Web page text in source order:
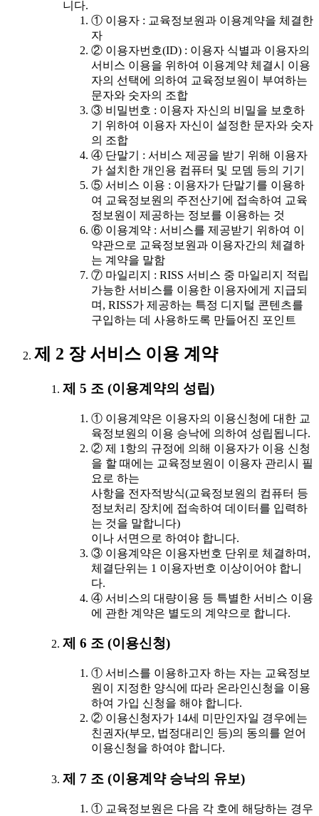
니다.
① 이용자 : 교육정보원과 이용계약을 체결한
자
② 이용자번호(ID) : 이용자 식별과 이용자의
서비스 이용을 위하여 이용계약 체결시 이용
자의 선택에 의하여 교육정보원이 부여하는
문자와 숫자의 조합
③ 비밀번호 : 이용자 자신의 비밀을 보호하
기 위하여 이용자 자신이 설정한 문자와 숫자
의 조합
④ 단말기 : 서비스 제공을 받기 위해 이용자
가 설치한 개인용 컴퓨터 및 모뎀 등의 기기
⑤ 서비스 이용 : 이용자가 단말기를 이용하
여 교육정보원의 주전산기에 접속하여 교육
정보원이 제공하는 정보를 이용하는 것
⑥ 이용계약 : 서비스를 제공받기 위하여 이
약관으로 교육정보원과 이용자간의 체결하
는 계약을 말함
⑦ 마일리지 : RISS 서비스 중 마일리지 적립
가능한 서비스를 이용한 이용자에게 지급되
며, RISS가 제공하는 특정 디지털 콘텐츠를
구입하는 데 사용하도록 만들어진 포인트
제 2 장 서비스 이용 계약
제 5 조 (이용계약의 성립)
① 이용계약은 이용자의 이용신청에 대한 교
육정보원의 이용 승낙에 의하여 성립됩니다.
② 제 1항의 규정에 의해 이용자가 이용 신청
을 할 때에는 교육정보원이 이용자 관리시 필
요로 하는
사항을 전자적방식(교육정보원의 컴퓨터 등
정보처리 장치에 접속하여 데이터를 입력하
는 것을 말합니다)
이나 서면으로 하여야 합니다.
③ 이용계약은 이용자번호 단위로 체결하며,
체결단위는 1 이용자번호 이상이어야 합니
다.
④ 서비스의 대량이용 등 특별한 서비스 이용
에 관한 계약은 별도의 계약으로 합니다.
제 6 조 (이용신청)
① 서비스를 이용하고자 하는 자는 교육정보
원이 지정한 양식에 따라 온라인신청을 이용
하여 가입 신청을 해야 합니다.
② 이용신청자가 14세 미만인자일 경우에는
친권자(부모, 법정대리인 등)의 동의를 얻어
이용신청을 하여야 합니다.
제 7 조 (이용계약 승낙의 유보)
① 교육정보원은 다음 각 호에 해당하는 경우